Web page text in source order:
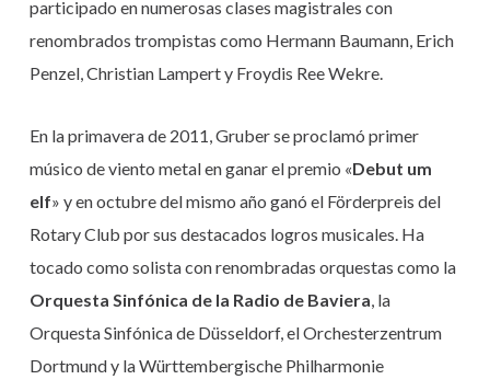
participado en numerosas clases magistrales con
renombrados trompistas como Hermann Baumann, Erich
Penzel, Christian Lampert y Froydis Ree Wekre.
En la primavera de 2011, Gruber se proclamó primer
músico de viento metal en ganar el premio «Debut um
elf» y en octubre del mismo año ganó el Förderpreis del
Rotary Club por sus destacados logros musicales. Ha
tocado como solista con renombradas orquestas como la
Orquesta Sinfónica de la Radio de Baviera, la
Orquesta Sinfónica de Düsseldorf, el Orchesterzentrum
Dortmund y la Württembergische Philharmonie